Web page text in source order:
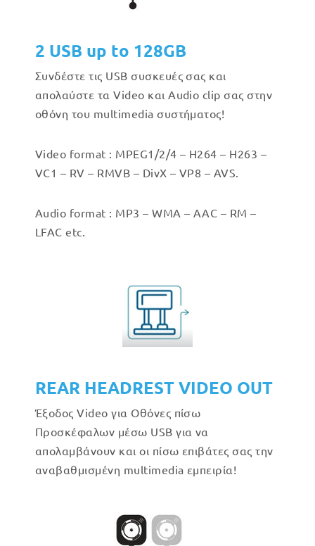
2 USB up to 128GB
Συνδέστε τις USB συσκευές σας και
απολαύστε τα Video και Audio clip σας στην
οθόνη του multimedia συστήματος!
Video format : MPEG1/2/4 – H264 – H263 –
VC1 – RV – RMVB – DivX – VP8 – AVS.
Audio format : MP3 – WMA – AAC – RM –
LFAC etc.
REAR HEADREST VIDEO OUT
Έξοδος Video για Οθόνες πίσω
Προσκέφαλων μέσω USB για να
απολαμβάνουν και οι πίσω επιβάτες σας την
αναβαθμισμένη multimedia εμπειρία!